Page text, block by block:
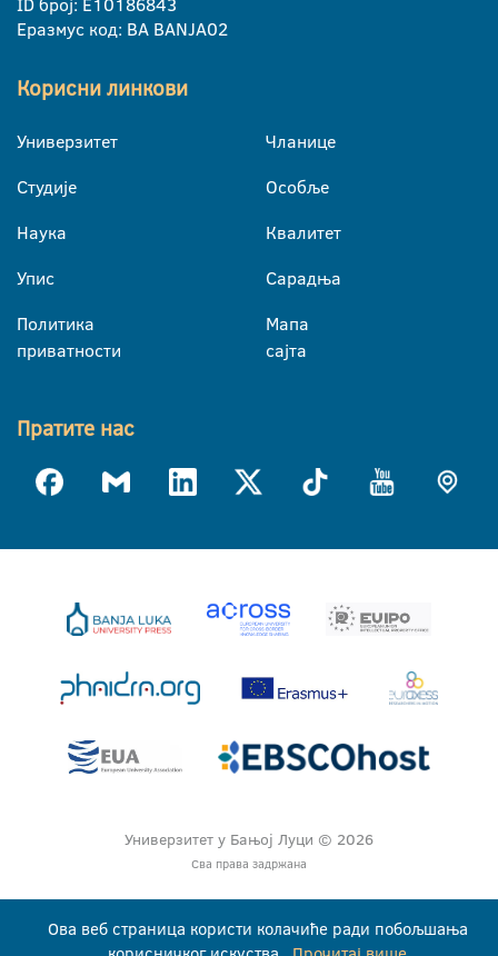
Еразмус код: BA BANJA02
Корисни линкови
Универзитет
Студије
Наука
Упис
Политика
приватности
Чланице
Особље
Квалитет
Сарадња
Мапа
сајта
Пратите нас
Универзитет у Бањој Луци © 2026
Сва права задржана
Ова веб страница користи колачиће ради побољшања